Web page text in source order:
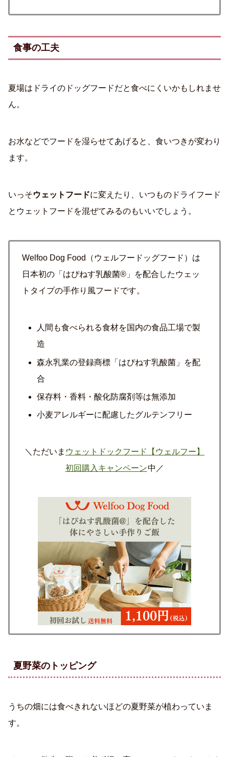
食事の工夫
夏場はドライのドッグフードだと食べにくいかもしれませ
ん。
お水などでフードを湿らせてあげると、食いつきが変わり
ます。
いっそウェットフードに変えたり、いつものドライフード
とウェットフードを混ぜてみるのもいいでしょう。
Welfoo Dog Food（ウェルフードッグフード）は
日本初の「はぴねす乳酸菌®」を配合したウェッ
トタイプの手作り風フードです。
人間も食べられる食材を国内の食品工場で製
造
森永乳業の登録商標「はぴねす乳酸菌」を配
合
保存料・香料・酸化防腐剤等は無添加
小麦アレルギーに配慮したグルテンフリー
＼ただいま ウェットドックフード【ウェルフー】
初回購入キャンペーン中／
夏野菜のトッピング
うちの畑には食べきれないほどの夏野菜が植わっていま
す。